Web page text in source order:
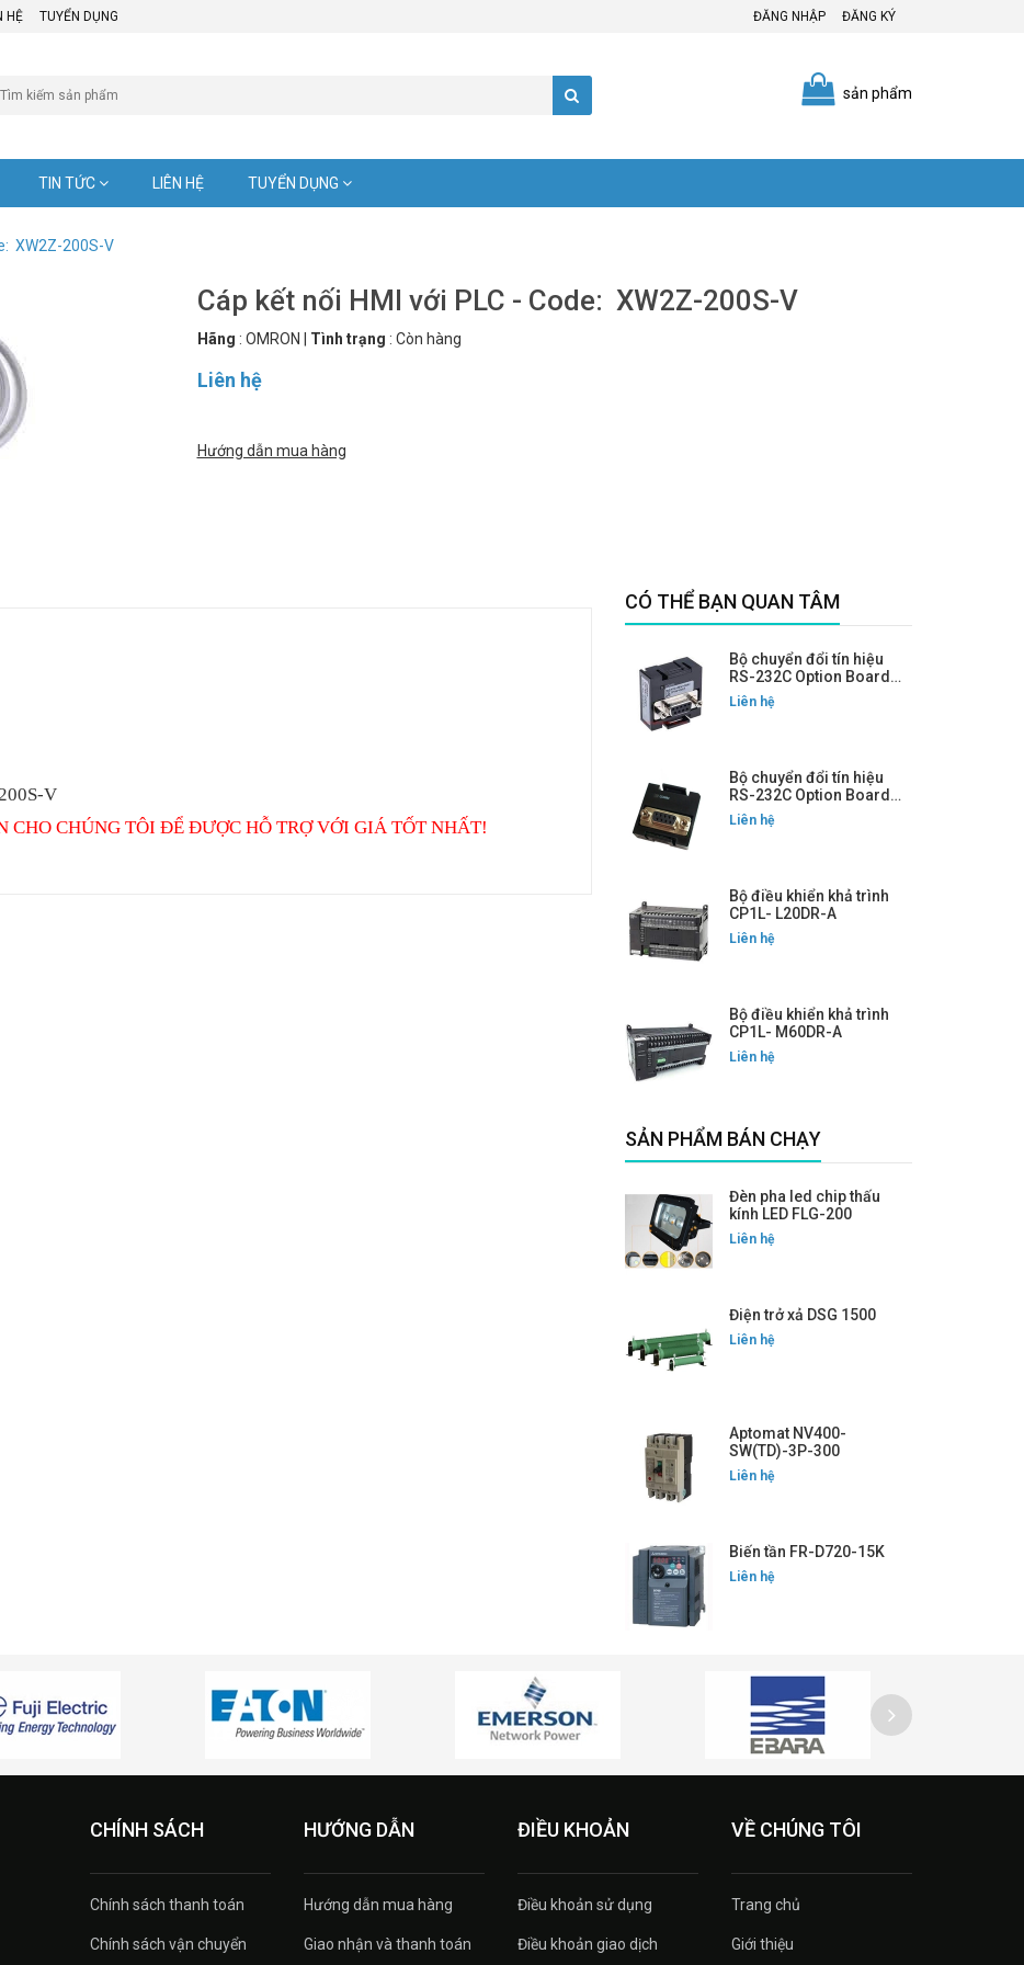
HỆ TUYỂN DỤNG ĐĂNG NHẬP ĐĂNG KÝ
sản phẩm
TIN TỨC LIÊN HỆ TUYỂN DỤNG
XW2Z-200S-V
Cáp kết nối HMI với PLC - Code: XW2Z-200S-V
Hãng : OMRON Tình trạng : Còn hàng
Liên hệ
Hướng dẫn mua hàng
V
CHÚNG TÔI ĐỂ ĐƯỢC HỖ TRỢ VỚI GIÁ TỐT NHẤT!
CÓ THỂ BẠN QUAN TÂM
Bộ chuyển đổi tín hiệu
RS-232C Option Board
CP1W-CIF01
Liên hệ
Bộ chuyển đổi tín hiệu
RS-232C Option Board
CP1W-CIF01
Liên hệ
Bộ điều khiển khả trình
CP1L- L20DR-A
Liên hệ
Bộ điều khiển khả trình
CP1L- M60DR-A
Liên hệ
SẢN PHẨM BÁN CHẠY
Đèn pha led chip thấu
kính LED FLG-200
Liên hệ
Điện trở xả DSG 1500
Liên hệ
Aptomat NV400-
SW(TD)-3P-300
Liên hệ
Biến tần FR-D720-15K
Liên hệ
CHÍNH SÁCH
Chính sách thanh toán
Chính sách vận chuyển
HƯỚNG DẪN
Hướng dẫn mua hàng
Giao nhận và thanh toán
ĐIỀU KHOẢN
Điều khoản sử dụng
Điều khoản giao dịch
VỀ CHÚNG TÔI
Trang chủ
Giới thiệu